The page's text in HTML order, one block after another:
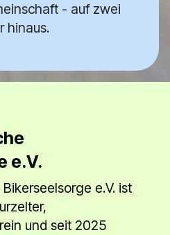
- auf zwei
hinaus.
e.V.
e.V. ist
und seit 2025